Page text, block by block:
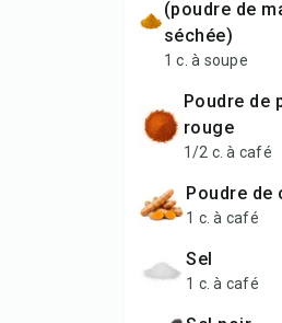
(poudre de
séchée)
1 c. à soupe
poudre de piment
rouge
1/2 c. à café
poudre
1 c. à café
sel
1 c. à café